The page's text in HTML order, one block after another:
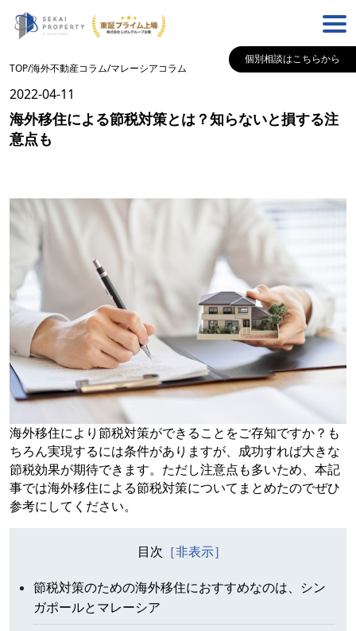
個別相談はこちらから
TOP/海外不動産コラム/マレーシアコラム
2022-04-11
海外移住による節税対策とは？知らないと損する注
意点も
海外移住により節税対策ができることをご存知ですか？も
ちろん実現するには条件がありますが、成功すれば大きな
節税効果が期待できます。ただし注意点も多いため、本記
事では海外移住による節税対策についてまとめたのでぜひ
参考にしてください。
目次
節税対策のための海外移住におすすめなのは、シン
ガポールとマレーシア